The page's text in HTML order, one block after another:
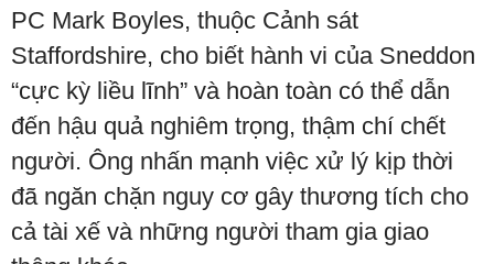
PC Mark Boyles, thuộc Cảnh sát
Staffordshire, cho biết hành vi của Sneddon
“cực kỳ liều lĩnh” và hoàn toàn có thể dẫn
đến hậu quả nghiêm trọng, thậm chí chết
người. Ông nhấn mạnh việc xử lý kịp thời
đã ngăn chặn nguy cơ gây thương tích cho
cả tài xế và những người tham gia giao